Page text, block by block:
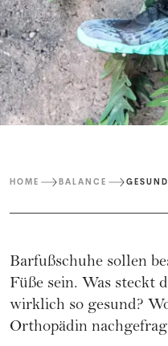
HOME BALANCE
Barfußschuhe sollen
Füße sein. Was steckt
wirklich so gesund?
Orthopädin